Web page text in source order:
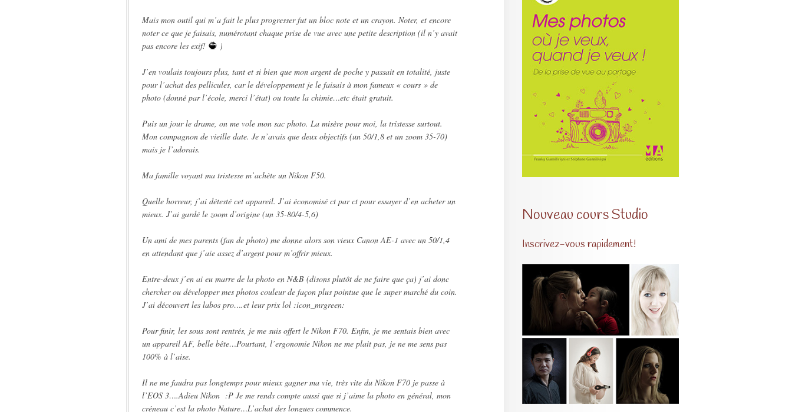
Mais mon outil qui m’a fait le plus progresser fut un bloc note et un crayon. Noter, et encore
noter ce que je faisais, numérotant chaque prise de vue avec une petite description (il n’y avait
pas encore les exif!
)
J’en voulais toujours plus, tant et si bien que mon argent de poche y passait en totalité, juste
pour l’achat des pellicules, car le développement je le faisais à mon fameux « cours » de
photo (donné par l’école, merci l’état) ou toute la chimie…etc était gratuit.
Puis un jour le drame, on me vole mon sac photo. La misère pour moi, la tristesse surtout.
Mon compagnon de vieille date. Je n’avais que deux objectifs (un 50/1,8 et un zoom 35-70)
mais je l’adorais.
Ma famille voyant ma tristesse m’achète un Nikon F50.
Quelle horreur, j’ai détesté cet appareil. J’ai économisé ct par ct pour essayer d’en acheter un
mieux. J’ai gardé le zoom d’origine (un 35-80/4-5,6)
Un ami de mes parents (fan de photo) me donne alors son vieux Canon AE-1 avec un 50/1,4
en attendant que j’aie assez d’argent pour m’offrir mieux.
Entre-deux j’en ai eu marre de la photo en N&B (disons plutôt de ne faire que ça) j’ai donc
chercher ou développer mes photos couleur de façon plus pointue que le super marché du coin.
J’ai découvert les labos pro….et leur prix lol :icon_mrgreen:
Pour finir, les sous sont rentrés, je me suis offert le Nikon F70. Enfin, je me sentais bien avec
un appareil AF, belle bête…Pourtant, l’ergonomie Nikon ne me plait pas, je ne me sens pas
100% à l’aise.
Il ne me faudra pas longtemps pour mieux gagner ma vie, très vite du Nikon F70 je passe à
l’EOS 3….Adieu Nikon :P Je me rends compte aussi que si j’aime la photo en général, mon
créneau c’est la photo Nature…L’achat des longues commence.
Nouveau cours Studio
Inscrivez-vous rapidement!